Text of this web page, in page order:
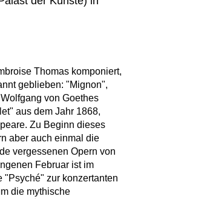
Thomas komponiert,
geblieben: "Mignon",
von Goethes
aus dem Jahr 1868,
Zu Beginn dieses
aber auch einmal die
vergessenen Opern von
Februar ist im
"Psyché" zur konzertanten
die mythische